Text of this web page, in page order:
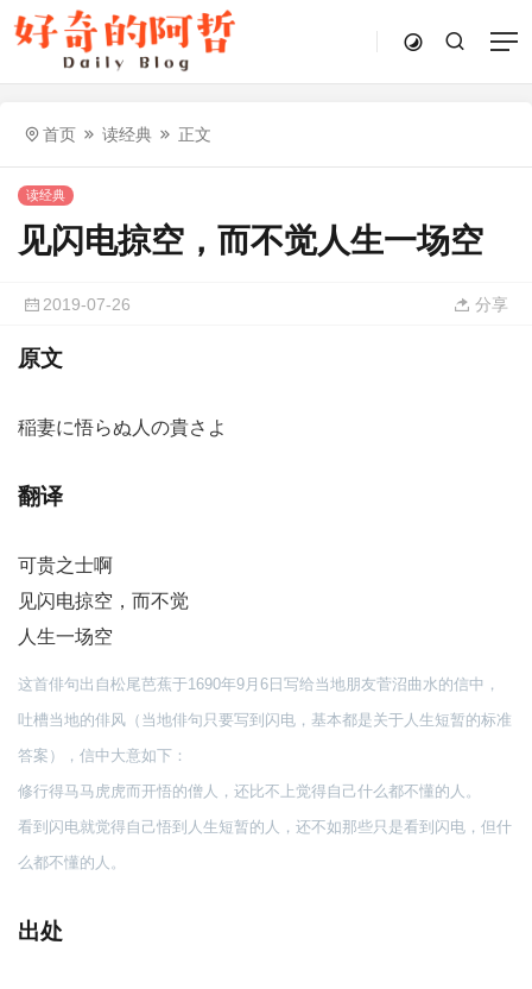
首页 读经典 正文
读经典
见闪电掠空，而不觉人生一场空
2019-07-26 分享
原文
稲妻に悟らぬ人の貴さよ
翻译
可贵之士啊
见闪电掠空，而不觉
人生一场空
这首俳句出自松尾芭蕉于1690年9月6日写给当地朋友菅沼曲水的信中，
吐槽当地的俳风（当地俳句只要写到闪电，基本都是关于人生短暂的标准
答案），信中大意如下：
修行得马马虎虎而开悟的僧人，还比不上觉得自己什么都不懂的人。
看到闪电就觉得自己悟到人生短暂的人，还不如那些只是看到闪电，但什
么都不懂的人。
出处